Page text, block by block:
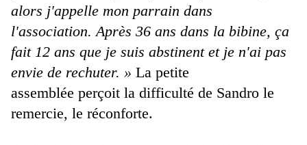
alors j'appelle mon parrain dans
l'association. Après 36 ans dans la bibine, ça
fait 12 ans que je suis abstinent et je n'ai pas
envie de rechuter. » La petite
assemblée perçoit la difficulté de Sandro le
remercie, le réconforte.